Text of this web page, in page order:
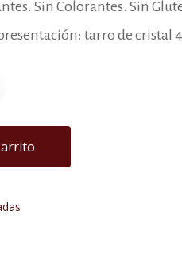
Sin Colorantes. Sin
tarro de cristal